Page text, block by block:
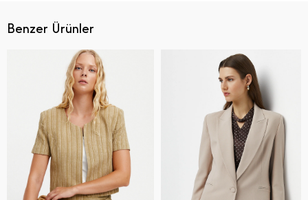
Benzer Ürünler